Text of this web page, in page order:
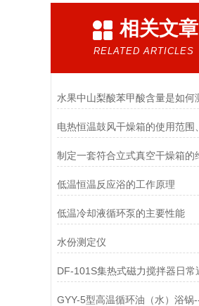
相关文章
RELATED ARTICLES
低温恒温反应浴的工作原理
低温冷却液循环泵的主要性能
水份测定仪